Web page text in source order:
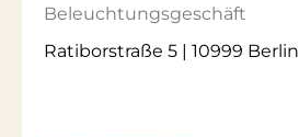
Beleuchtungsgeschäft
Ratiborstraße 5 | 10999 Berlin